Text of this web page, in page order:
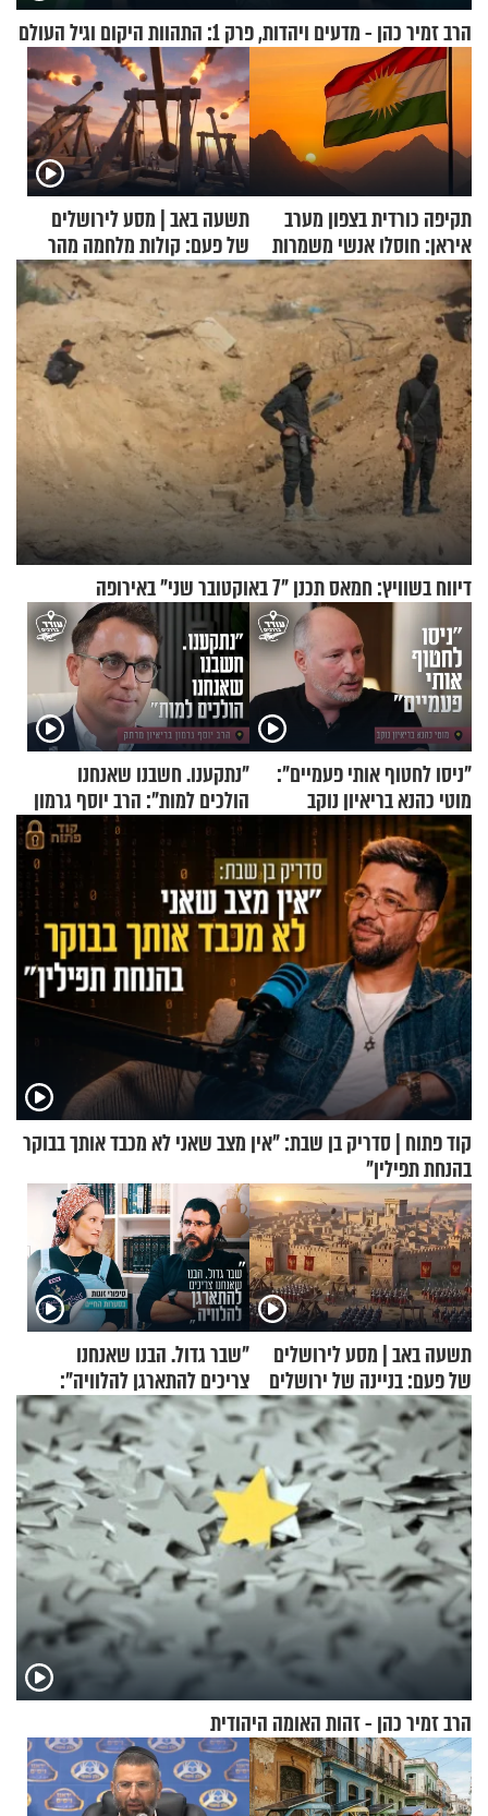
הרב זמיר כהן - מדעים ויהדות, פרק 1: התהוות היקום וגיל העולם
תקיפה כורדית בצפון מערב
איראן: חוסלו אנשי משמרות
המהפכה
תשעה באב | מסע לירושלים
של פעם: קולות מלחמה מהר
הזיתים
דיווח בשוויץ: חמאס תכנן "7 באוקטובר שני" באירופה
"ניסו לחטוף אותי פעמיים":
מוטי כהנא בריאיון נוקב
"נתקענו. חשבנו שאנחנו
הולכים למות": הרב יוסף גרמון
בריאיון מרתק
קוד פתוח | סדריק בן שבת: "אין מצב שאני לא מכבד אותך בבוקר
בהנחת תפילין"
תשעה באב | מסע לירושלים
של פעם: בניינה של ירושלים
"שבר גדול. הבנו שאנחנו
צריכים להתארגן להלוויה":
זוגיות במבחן, הפעם עם מרים
וגד דנינו
הרב זמיר כהן - זהות האומה היהודית